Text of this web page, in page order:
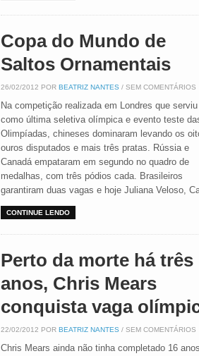
Copa do Mundo de
Saltos Ornamentais
26/02/2012 POR BEATRIZ NANTES / SEM COMENTÁRIOS
Na competição realizada em Londres que serviu
como última seletiva olímpica e evento teste
Olimpíadas, chineses dominaram levando os
ouros disputados e mais três pratas. Rússia e
Canadá empataram em segundo no quadro de
medalhas, com três pódios cada. Brasileiros
garantiram duas vagas e hoje Juliana Veloso,
CONTINUE LENDO
Perto da morte há três
anos, Chris Mears
conquista vaga
22/02/2012 POR BEATRIZ NANTES / SEM COMENTÁRIOS
Chris Mears ainda não tinha completado 16 anos